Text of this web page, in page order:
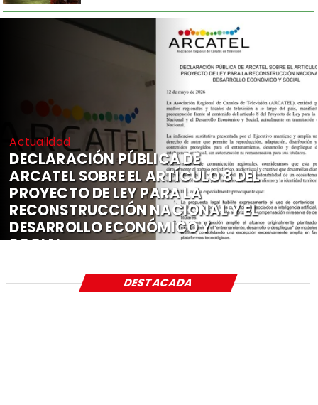
Actualidad
DECLARACIÓN PÚBLICA DE
ARCATEL SOBRE EL ARTÍCULO 8 DEL
PROYECTO DE LEY PARA LA
RECONSTRUCCIÓN NACIONAL Y EL
DESARROLLO ECONÓMICO Y
SOCIAL
DESTACADA